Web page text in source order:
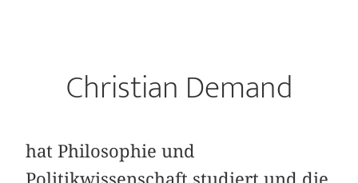
Christian Demand
hat Philosophie und